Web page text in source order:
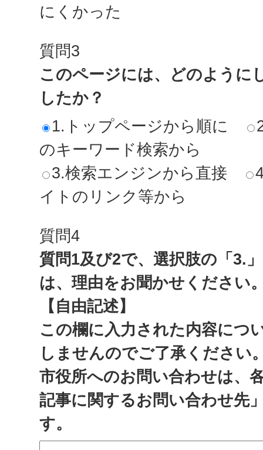
にくかった
質問3
このページには、どのように
したか？
1.トップページから順に
のキーワード検索から
3.検索エンジンから直接
イトのリンク等から
質問4
質問1及び2で、選択肢の「3.
は、理由をお聞かせください
【自由記述】
この欄に入力された内容につ
しませんのでご了承ください
市役所へのお問い合わせは、
記事に関するお問い合わせ先
す。